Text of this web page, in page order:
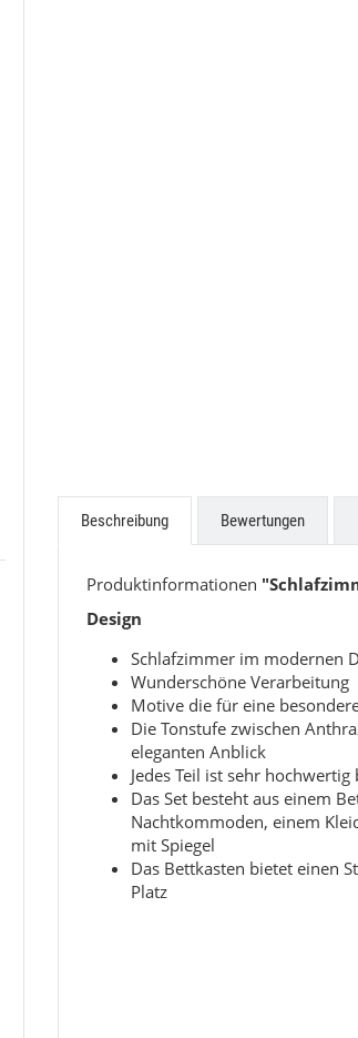
Beschreibung Bewertungen
Produktinformationen
Design
Schlafzimmer im modernen
Wunderschöne Verarbeitung
Motive die für eine
Die Tonstufe zwischen
eleganten Anblick
Jedes Teil ist sehr
Das Set besteht aus einem
Nachtkommoden, einem
mit Spiegel
Das Bettkasten bietet einen
Platz